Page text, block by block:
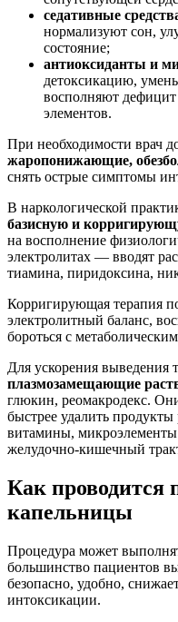
седативные
нормализуют сон,
состояние;
антиоксиданты и
детоксикацию,
восполняют
элементов.
При необходимости врач
жаропонижающие,
снять острые симптомы
В наркологической
базисную и
на восполнение
электролитах — вводят
тиамина, пиридоксина,
Корригирующая терапия
электролитный баланс,
бороться с
Для ускорения выведения
плазмозамещающие
глюкин, реомакродекс.
быстрее удалить продукты
витамины,
желудочно-кишечный
Как проводится
капельницы
Процедура может
большинство пациентов
безопасно, удобно,
интоксикации.